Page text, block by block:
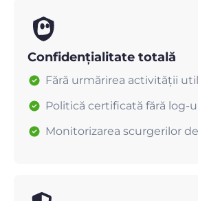
Confidențialitate totală
Fără urmărirea activității
Politică certificată fără log-
Monitorizarea scurgerilor